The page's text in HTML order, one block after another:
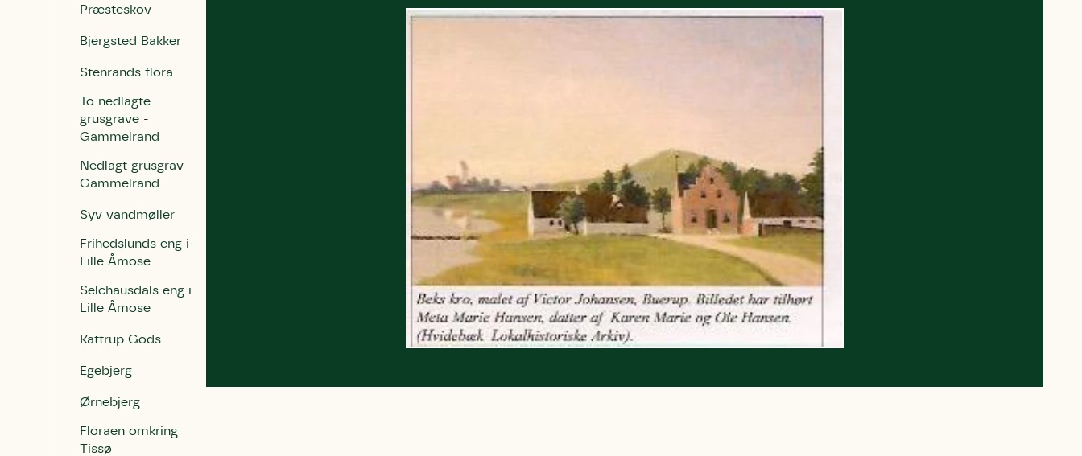
Præsteskov
Bjergsted Bakker
Stenrands flora
To nedlagte
grusgrave -
Gammelrand
Nedlagt grusgrav
Gammelrand
Syv vandmøller
Frihedslunds eng i
Lille Åmose
Selchausdals eng i
Lille Åmose
Kattrup Gods
Egebjerg
Ørnebjerg
Floraen omkring
Tissø
Efternavn
Danmarks Naturfredningsforening må
gerne kontakte mig med nyt om sagen
samt fremtidige underskriftindsamlinger
og andre støttemuligheder. Jeg kan til
enhver tid tilbagekalde dette samtykke
ved at kontakte persondata@dn.dk
Skriv under nu
et godt hjem for jordhumle,
der nok er den mest kendte
Humlebier bestøver effektivt
blomster og afgrøder i din
Efternavn
Danmarks Naturfredningsforening må gerne kontakte
mig med nyt om sagen samt fremtidige
underskriftindsamlinger og andre støttemuligheder.
Jeg kan til enhver tid tilbagekalde dette samtykke ved
Skriv under nu
Efternavn
Danmarks Naturfredningsforening må gerne
kontakte mig med nyt om sagen samt
fremtidige underskriftindsamlinger og andre
støttemuligheder. Jeg kan til enhver tid
tilbagekalde dette samtykke ved at kontakte
persondata@dn.dk
Skriv under nu